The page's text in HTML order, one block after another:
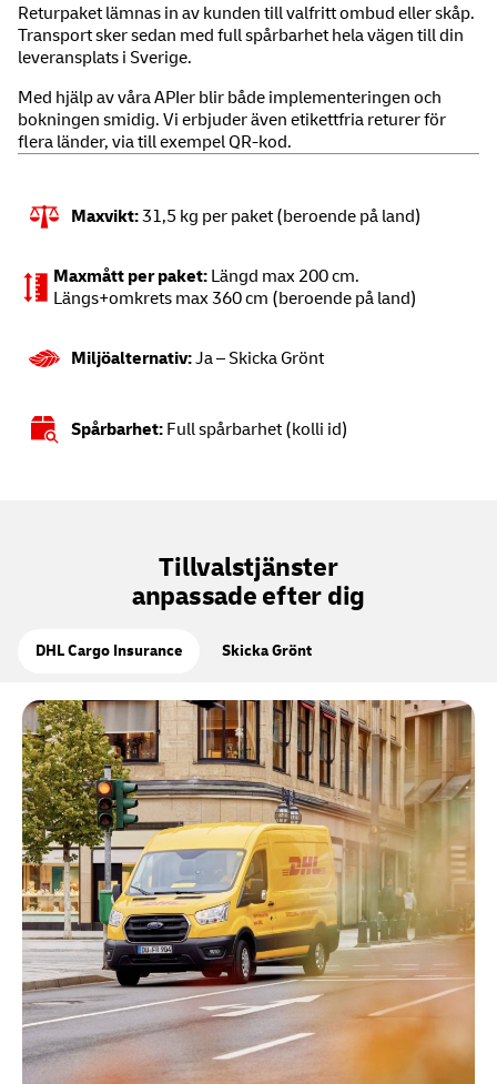
Returpaket lämnas in av kunden till valfritt ombud eller skåp.
Transport sker sedan med full spårbarhet hela vägen till din
leveransplats i Sverige.
Med hjälp av våra APIer blir både implementeringen och
bokningen smidig. Vi erbjuder även etikettfria returer för
flera länder, via till exempel QR-kod.
Maxvikt:31,5 kg per paket (beroende på land)
Maxmått per paket: Längd max 200 cm.
Längs+omkrets max 360 cm (beroende på land)
Miljöalternativ:Ja – Skicka Grönt
Spårbarhet: Full spårbarhet (kolli id)
Tillvalstjänster
anpassade efter dig
DHL Cargo Insurance Skicka Grönt